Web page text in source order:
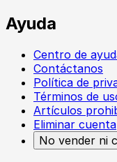
Ayuda
Centro de
Contáctanos
Política de
Términos de
Artículos
Eliminar cuenta
No vender ni